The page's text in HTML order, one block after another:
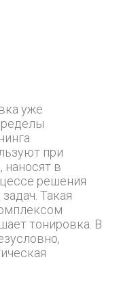
уже
при
наносят в
решения
Такая
тонировка. В